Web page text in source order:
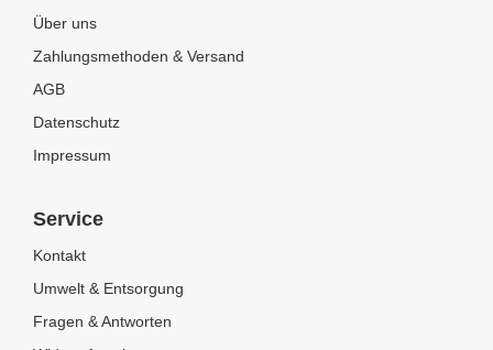
Über uns
Zahlungsmethoden & Versand
AGB
Datenschutz
Impressum
Service
Kontakt
Umwelt & Entsorgung
Fragen & Antworten